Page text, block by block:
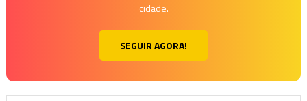
cidade.
SEGUIR AGORA!